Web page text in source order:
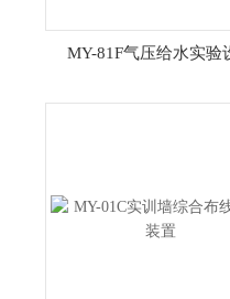
MY-81F气压给水实验